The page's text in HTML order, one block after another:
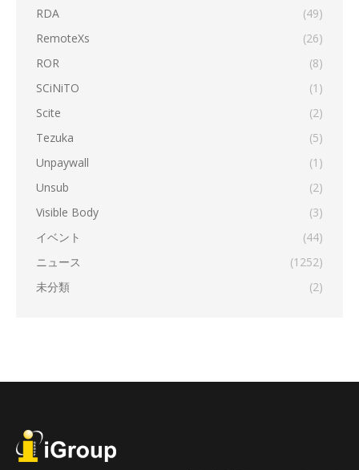
RDA
(49)
RemoteXs
(26)
ROR
(8)
SCiNiTO
(1)
Scite
(2)
Tezuka
(5)
Unpaywall
(1)
Unsub
(2)
Visible Body
(3)
イベント
(44)
ニュース
(1252)
未分類
(2)